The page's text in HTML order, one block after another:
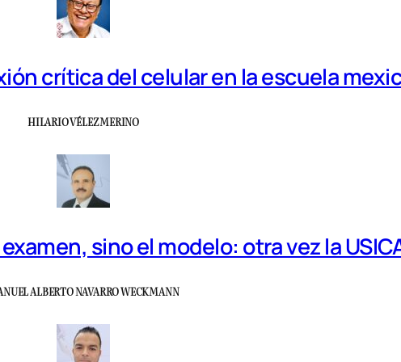
crítica del celular en la escuela
HILARIO VÉLEZ MERINO
sino el modelo: otra vez la
ALBERTO NAVARRO WECKMANN